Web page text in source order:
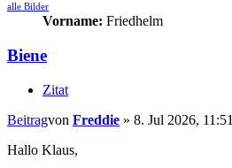
alle Bilder
Vorname: Friedhelm
Biene
Zitat
Beitragvon Freddie » 8. Jul 2026, 11:51
Hallo Klaus,